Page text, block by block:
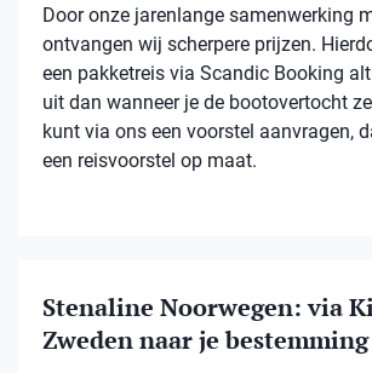
Door onze jarenlange samenwerking
ontvangen wij scherpere prijzen.
een pakketreis via Scandic Booking
uit dan wanneer je de bootovertocht
kunt via ons een voorstel aanvragen,
een reisvoorstel op maat.
Stenaline Noorwegen: via
Zweden naar je bestemming